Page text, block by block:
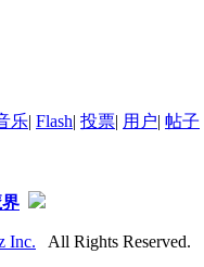
乐| Flash| 投票| 用户| 帖子
Inc. All Rights Reserved.